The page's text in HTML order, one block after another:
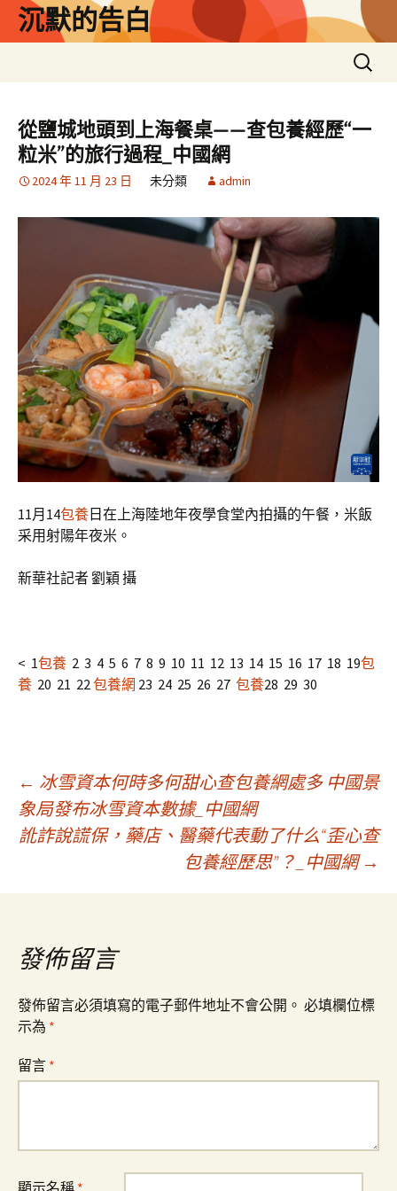
沉默的告白
搜
尋
鍵
從鹽城地頭到上海餐桌——查包養經歷“一
粒米”的旅行過程_中國網
2024 年 11 月 23 日 未分類 admin
11月14包養日在上海陸地年夜學食堂內拍攝的午餐，米飯
采用射陽年夜米。
新華社記者 劉穎 攝
< 1包養 2 3 4 5 6 7 8 9 10 11 12 13 14 15 16 17 18 19包
養 20 21 22 包養網 23 24 25 26 27 包養28 29 30
文
章
導
覽
← 冰雪資本何時多何甜心查包養網處多 中國景
象局發布冰雪資本數據_中國網
訛詐說謊保，藥店、醫藥代表動了什么“歪心查
包養經歷思”？_中國網 →
發佈留言
發佈留言必須填寫的電子郵件地址不會公開。 必填欄位標
示為 *
留言 *
顯示名稱 *